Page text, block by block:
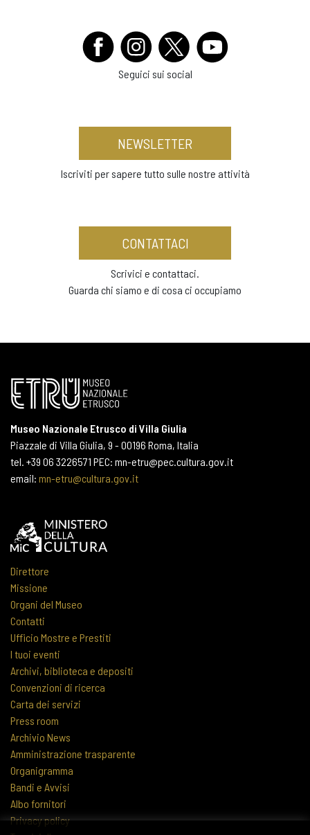
Seguici sui social
NEWSLETTER
Iscriviti per sapere tutto sulle nostre attività
CONTATTACI
Scrivici e contattaci.
Guarda chi siamo e di cosa ci occupiamo
Museo Nazionale Etrusco di Villa Giulia
Piazzale di Villa Giulia, 9 - 00196 Roma, Italia
tel. +39 06 3226571 PEC: mn-etru@pec.cultura.gov.it
email: mn-etru@cultura.gov.it
Direttore
Missione
Organi del Museo
Contatti
Ufficio Mostre e Prestiti
I tuoi eventi
Archivi, biblioteca e depositi
Convenzioni di ricerca
Carta dei servizi
Press room
Archivio News
Amministrazione trasparente
Organigramma
Bandi e Avvisi
Albo fornitori
Privacy policy